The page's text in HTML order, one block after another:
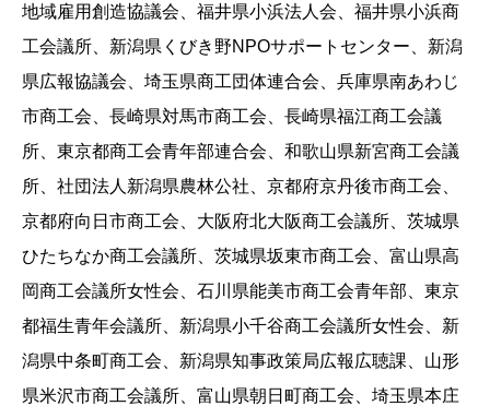
地域雇用創造協議会、福井県小浜法人会、福井県小浜商
工会議所、新潟県くびき野NPOサポートセンター、新潟
県広報協議会、埼玉県商工団体連合会、兵庫県南あわじ
市商工会、長崎県対馬市商工会、長崎県福江商工会議
所、東京都商工会青年部連合会、和歌山県新宮商工会議
所、社団法人新潟県農林公社、京都府京丹後市商工会、
京都府向日市商工会、大阪府北大阪商工会議所、茨城県
ひたちなか商工会議所、茨城県坂東市商工会、富山県高
岡商工会議所女性会、石川県能美市商工会青年部、東京
都福生青年会議所、新潟県小千谷商工会議所女性会、新
潟県中条町商工会、新潟県知事政策局広報広聴課、山形
県米沢市商工会議所、富山県朝日町商工会、埼玉県本庄